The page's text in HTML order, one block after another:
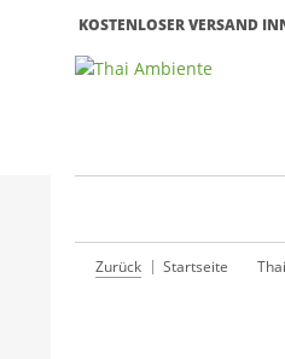
KOSTENLOSER VERSAND
Zurück Startseite